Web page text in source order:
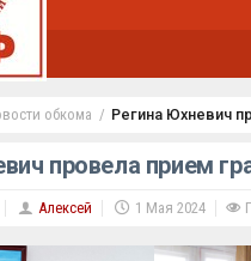
обкома Регина Юхневич
провела прием
Алексей 1 Мая 2024